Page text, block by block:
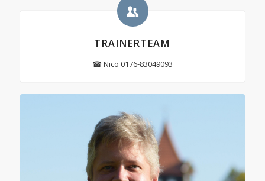
TRAINERTEAM
☎ Nico 0176-83049093